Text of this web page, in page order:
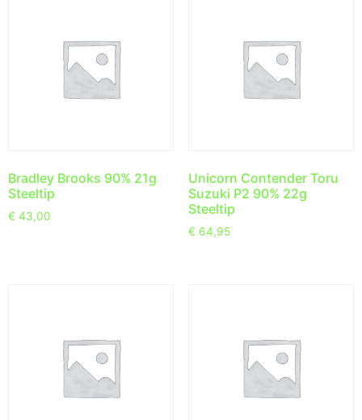
Bradley Brooks 90% 21g
Steeltip
€ 43,00
Unicorn Contender Toru
Suzuki P2 90% 22g
Steeltip
€ 64,95